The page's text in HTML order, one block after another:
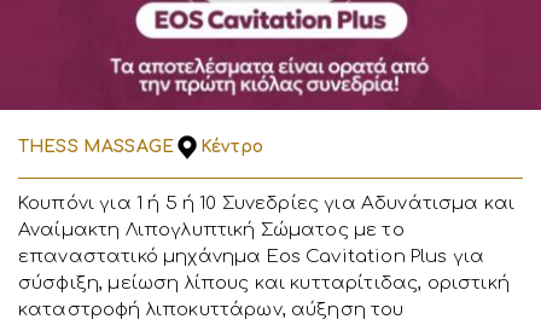
THESS MASSAGE Κέντρο
Κουπόνι για 1 ή 5 ή 10 Συνεδρίες για Αδυνάτισμα και
Αναίμακτη Λιπογλυπτική Σώματος με το
επαναστατικό μηχάνημα Eos Cavitation Plus για
σύσφιξη, μείωση λίπους και κυτταρίτιδας, οριστική
καταστροφή λιποκυττάρων, αύξηση του